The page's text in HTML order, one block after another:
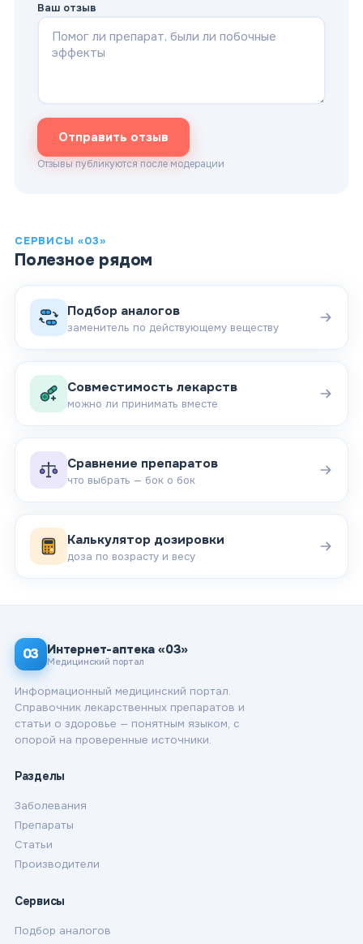
Ваш отзыв
Отправить отзыв
Отзывы публикуются после модерации
СЕРВИСЫ «03»
Полезное рядом
Подбор аналогов
заменитель по действующему веществу
Совместимость лекарств
можно ли принимать вместе
Сравнение препаратов
что выбрать — бок о бок
Калькулятор дозировки
доза по возрасту и весу
03 Интернет-аптека «03»
Медицинский портал
Информационный медицинский портал.
Справочник лекарственных препаратов и
статьи о здоровье — понятным языком, с
опорой на проверенные источники.
Разделы
Заболевания
Препараты
Статьи
Производители
Сервисы
Подбор аналогов